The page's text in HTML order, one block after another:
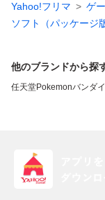
Yahoo!フリマ ゲ
ソフト（パッケージ
他のブランドから探
任天堂Pokemonバンダ